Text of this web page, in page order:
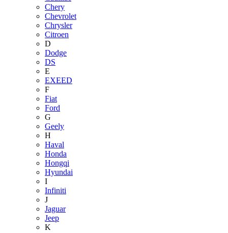
Chery
Chevrolet
Chrysler
Citroen
D
Dodge
DS
E
EXEED
F
Fiat
Ford
G
Geely
H
Haval
Honda
Hongqi
Hyundai
I
Infiniti
J
Jaguar
Jeep
K